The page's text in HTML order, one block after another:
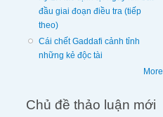
đầu giai đoạn điều tra (tiếp
theo)
Cái chết Gaddafi cảnh tỉnh
những kẻ độc tài
More
Chủ đề thảo luận mới